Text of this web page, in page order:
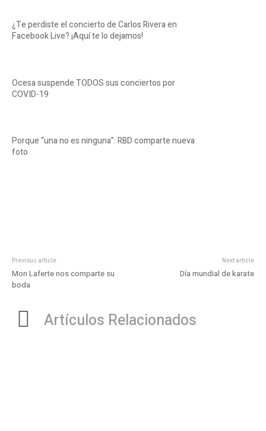
¿Te perdiste el concierto de Carlos Rivera en
Facebook Live? ¡Aquí te lo dejamos!
Ocesa suspende TODOS sus conciertos por
COVID-19
Porque “una no es ninguna”: RBD comparte nueva
foto
Previous article
Mon Laferte nos comparte su
boda
Next article
Día mundial de karate
Artículos Relacionados